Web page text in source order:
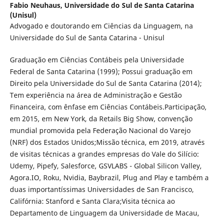
Fabio Neuhaus, Universidade do Sul de Santa Catarina
(Unisul)
Advogado e doutorando em Ciências da Linguagem, na
Universidade do Sul de Santa Catarina - Unisul
Graduação em Ciências Contábeis pela Universidade
Federal de Santa Catarina (1999); Possui graduação em
Direito pela Universidade do Sul de Santa Catarina (2014);
Tem experiência na área de Administração e Gestão
Financeira, com ênfase em Ciências Contábeis.Participação,
em 2015, em New York, da Retails Big Show, convenção
mundial promovida pela Federação Nacional do Varejo
(NRF) dos Estados Unidos;Missão técnica, em 2019, através
de visitas técnicas a grandes empresas do Vale do Silício:
Udemy, Pipefy, Salesforce, GSVLABS - Global Silicon Valley,
Agora.IO, Roku, Nvidia, Baybrazil, Plug and Play e também a
duas importantíssimas Universidades de San Francisco,
Califórnia: Stanford e Santa Clara;Visita técnica ao
Departamento de Linguagem da Universidade de Macau,